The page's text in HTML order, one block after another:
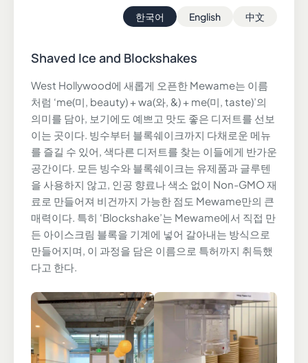
한국어 English 中文
Shaved Ice and Blockshakes
West Hollywood에 새롭게 오픈한 Mewame는 이름
처럼 ‘me(미, beauty) + wa(와, &) + me(미, taste)’의
의미를 담아, 보기에도 예쁘고 맛도 좋은 디저트를 선보
이는 곳이다. 빙수부터 블록쉐이크까지 다채로운 메뉴
를 즐길 수 있어, 색다른 디저트를 찾는 이들에게 반가운
공간이다. 모든 빙수와 블록쉐이크는 유제품과 글루텐
을 사용하지 않고, 인공 향료나 색소 없이 Non-GMO 재
료로 만들어져 비건까지 가능한 점도 Mewame만의 큰
매력이다. 특히 ‘Blockshake’는 Mewame에서 직접 만
든 아이스크림 블록을 기계에 넣어 갈아내는 방식으로
만들어지며, 이 과정을 담은 이름으로 특허까지 취득했
다고 한다.